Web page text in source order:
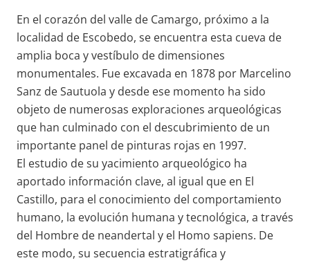
En el corazón del valle de Camargo, próximo a la
localidad de Escobedo, se encuentra esta cueva de
amplia boca y vestíbulo de dimensiones
monumentales. Fue excavada en 1878 por Marcelino
Sanz de Sautuola y desde ese momento ha sido
objeto de numerosas exploraciones arqueológicas
que han culminado con el descubrimiento de un
importante panel de pinturas rojas en 1997.
El estudio de su yacimiento arqueológico ha
aportado información clave, al igual que en El
Castillo, para el conocimiento del comportamiento
humano, la evolución humana y tecnológica, a través
del Hombre de neandertal y el Homo sapiens. De
este modo, su secuencia estratigráfica y